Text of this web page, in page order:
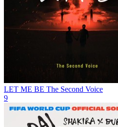
LET ME BE The Second Voice
9